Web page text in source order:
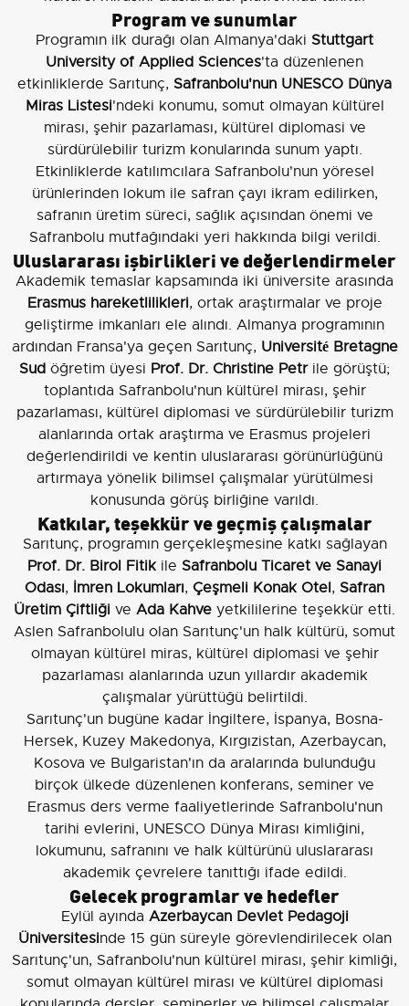
Program ve sunumlar
Programın ilk durağı olan Almanya'daki Stuttgart
University of Applied Sciences'ta düzenlenen
etkinliklerde Sarıtunç, Safranbolu'nun UNESCO Dünya
Miras Listesi'ndeki konumu, somut olmayan kültürel
mirası, şehir pazarlaması, kültürel diplomasi ve
sürdürülebilir turizm konularında sunum yaptı.
Etkinliklerde katılımcılara Safranbolu'nun yöresel
ürünlerinden lokum ile safran çayı ikram edilirken,
safranın üretim süreci, sağlık açısından önemi ve
Safranbolu mutfağındaki yeri hakkında bilgi verildi.
Uluslararası işbirlikleri ve değerlendirmeler
Akademik temaslar kapsamında iki üniversite arasında
Erasmus hareketlilikleri, ortak araştırmalar ve proje
geliştirme imkanları ele alındı. Almanya programının
ardından Fransa'ya geçen Sarıtunç, Université Bretagne
Sud öğretim üyesi Prof. Dr. Christine Petrile görüştü;
toplantıda Safranbolu'nun kültürel mirası, şehir
pazarlaması, kültürel diplomasi ve sürdürülebilir turizm
alanlarında ortak araştırma ve Erasmus projeleri
değerlendirildi ve kentin uluslararası görünürlüğünü
artırmaya yönelik bilimsel çalışmalar yürütülmesi
konusunda görüş birliğine varıldı.
Katkılar, teşekkür ve geçmiş çalışmalar
Sarıtunç, programın gerçekleşmesine katkı sağlayan
Prof. Dr. Birol Fitikile Safranbolu Ticaret ve Sanayi
Odası, İmren Lokumları, Çeşmeli Konak Otel, Safran
Üretim Çiftliği ve Ada Kahve yetkililerine teşekkür etti.
Aslen Safranbolulu olan Sarıtunç'un halk kültürü, somut
olmayan kültürel miras, kültürel diplomasi ve şehir
pazarlaması alanlarında uzun yıllardır akademik
çalışmalar yürüttüğü belirtildi.
Sarıtunç'un bugüne kadar İngiltere, İspanya, Bosna-
Hersek, Kuzey Makedonya, Kırgızistan, Azerbaycan,
Kosova ve Bulgaristan'ın da aralarında bulunduğu
birçok ülkede düzenlenen konferans, seminer ve
Erasmus ders verme faaliyetlerinde Safranbolu'nun
tarihi evlerini, UNESCO Dünya Mirası kimliğini,
lokumunu, safranını ve halk kültürünü uluslararası
akademik çevrelere tanıttığı ifade edildi.
Gelecek programlar ve hedefler
Eylül ayında Azerbaycan Devlet Pedagoji
Üniversitesinde 15 gün süreyle görevlendirilecek olan
Sarıtunç'un, Safranbolu'nun kültürel mirası, şehir kimliği,
somut olmayan kültürel mirası ve kültürel diplomasi